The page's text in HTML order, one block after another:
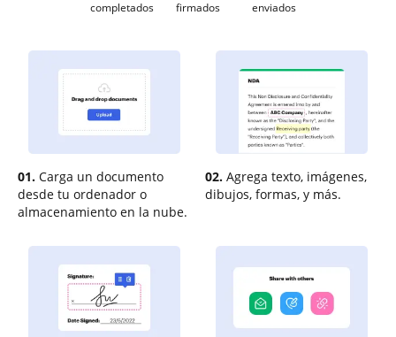
completados
firmados
enviados
01. Carga un documento
desde tu ordenador o
almacenamiento en la nube.
02. Agrega texto, imágenes,
dibujos, formas, y más.